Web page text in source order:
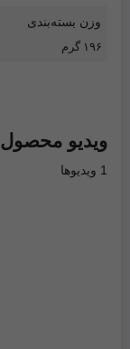
وزن بسته‌بندی
۱۹۶ گرم
ویدیو محصول
1 ویدیوها